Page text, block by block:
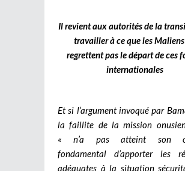
Il revient aux autorités de la
travailler à ce que les
regrettent pas le départ de ces
internationales
Et si l’argument invoqué par
la faillite de la mission
« n’a pas atteint son
fondamental d’apporter les
adéquates à la situation